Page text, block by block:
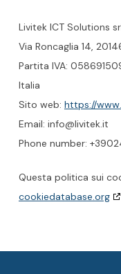
Livitek ICT Solutions
Via Roncaglia 14,
Partita IVA:
Italia
Sito web: https://
Email: info@livitek.it
Phone number:
Questa politica sui
cookiedatabase.org